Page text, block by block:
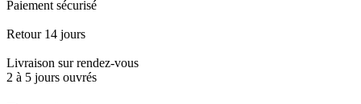
Paiement sécurisé
Retour 14 jours
Livraison sur rendez-vous
2 à 5 jours ouvrés